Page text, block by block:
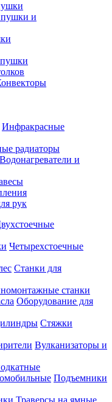
пушки и
Инфракрасные
радиаторы
Водонагреватели и
рук
Четырехстоечные
Станки для
станки
Оборудование для
Стяжки
Вулканизаторы и
Подъемники
Траверсы на ямные